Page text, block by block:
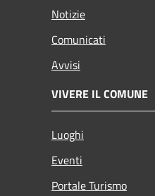
Notizie
Comunicati
Avvisi
VIVERE IL COMUNE
Luoghi
Eventi
Portale Turismo